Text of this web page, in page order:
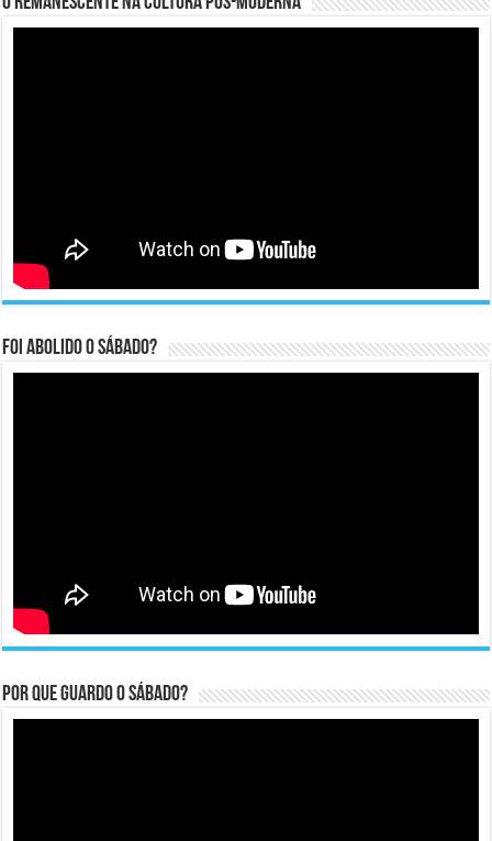
Foi abolido o sábado?
Por que guardo o Sábado?